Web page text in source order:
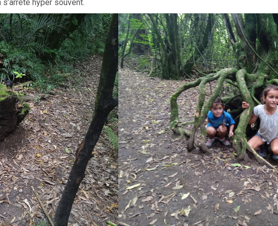
s’arrête hyper souvent.